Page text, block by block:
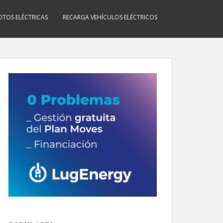
ELÉCTRICAS RECARGA VEHÍCULOS ELÉCTRICOS